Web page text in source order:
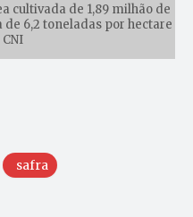
cultivada de 1,89 milhão de
6,2 toneladas por hectare
CNI
safra